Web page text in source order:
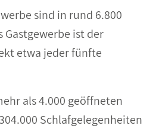
sind in rund 6.800
ist der
etwa jeder fünfte
als 4.000 geöffneten
Schlafgelegenheiten